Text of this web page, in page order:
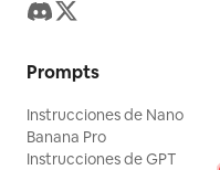
Prompts
Instrucciones de Nano
Banana Pro
Instrucciones de GPT